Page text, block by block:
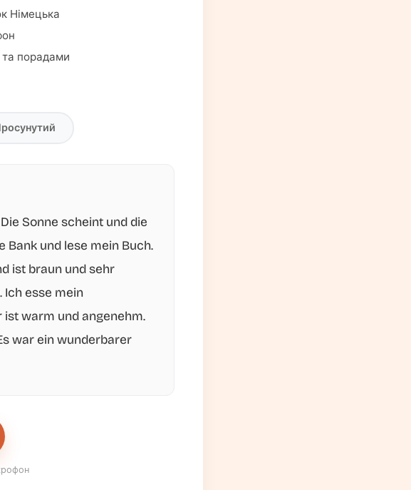
Німецька
та порадами
Sonne scheint und die
Bank und lese mein Buch.
ist braun und sehr
Ich esse mein
warm und angenehm.
war ein wunderbarer